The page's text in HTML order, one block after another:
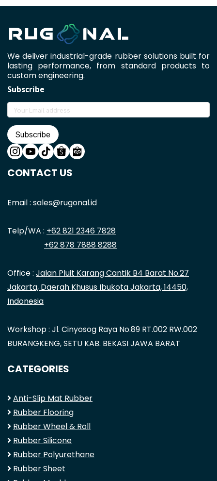
We deliver industrial-grade rubber solutions built for
lasting performance, from standard products to
custom engineering.
Subscribe
Subscribe
CONTACT US
Email : sales@rugonal.id
Telp/WA : +62 821 2346 7828
+62 878 7888 8288
Office : Jalan Pluit Karang Cantik B4 Barat No.27
Jakarta, Daerah Khusus Ibukota Jakarta, 14450,
Indonesia
Workshop : Jl. Cinyosog Raya No.89 RT.002 RW.002
BURANGKENG, SETU KAB. BEKASI JAWA BARAT
CATEGORIES
Anti-Slip Mat Rubber
Rubber Flooring
Rubber Wheel & Roll
Rubber Silicone
Rubber Polyurethane
Rubber Sheet